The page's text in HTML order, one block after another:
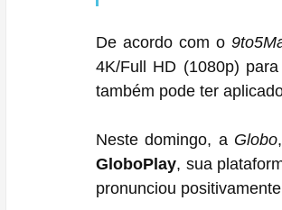
De acordo com o
4K/Full HD (1080p)
também pode ter
Neste domingo, a Globo
GloboPlay, sua
pronunciou